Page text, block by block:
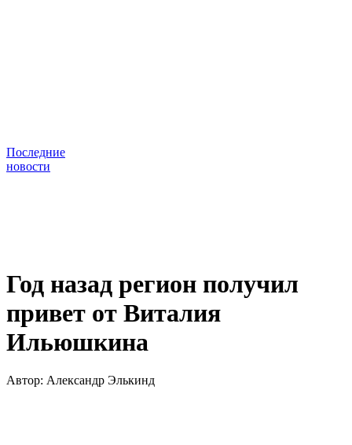
Последние
новости
Год назад регион получил
привет от Виталия
Ильюшкина
Автор: Александр Элькинд